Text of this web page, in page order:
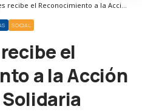
Corresponsables > Noticias > Borges recibe el Reconocimiento a la Acción Social y Solidaria
SOCIAL
el
a la Acción